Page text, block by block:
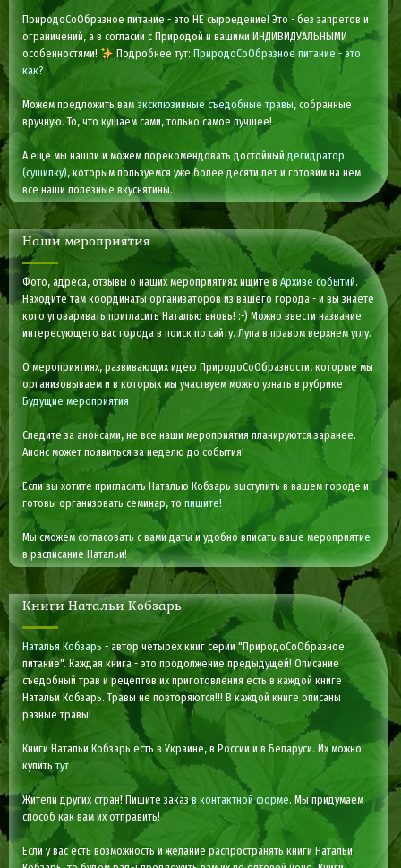
ПриродоСоОбразное питание - это НЕ сыроедение! Это - без запретов и
ограничений, а в согласии с Природой и вашими ИНДИВИДУАЛЬНЫМИ
особенностями!
Подробнее тут: ПриродоСоОбразное питание - это
как?
Можем предложить вамэксклюзивные съедобные травы, собранные
вручную. То, что кушаем сами, только самое лучшее!
А еще мы нашли и можем порекомендовать достойныйдегидратор
(сушилку), которым пользуемся уже более десяти лет и готовим на нем
все наши полезные вкуснятины.
Наши мероприятия
Фото, адреса, отзывы о наших мероприятиях ищите вАрхиве событий.
Находите там координаты организаторов из вашего города - и вы знаете
кого уговаривать пригласить Наталью вновь! :-) Можно ввести название
интересующего вас города в поиск по сайту. Лупа в правом верхнем углу.
О мероприятиях, развивающих идею ПриродоСоОбразности, которые мы
организовываем и в которых мы участвуем можно узнать в рубрике
Будущие мероприятия
Следите за анонсами, не все наши мероприятия планируются заранее.
Анонс может появиться за неделю до события!
Если вы хотите пригласить Наталью Кобзарь выступить в вашем городе и
готовы организовать семинар, топишите!
Мы сможем согласовать с вами даты и удобно вписать ваше мероприятие
в расписание Натальи!
Книги Натальи Кобзарь
Наталья Кобзарь - автор четырех книг серии "ПриродоСоОбразное
питание". Каждая книга - это продолжение предыдущей! Описание
съедобный трав и рецептов их приготовления есть в каждой книге
Натальи Кобзарь. Травы не повторяются!!! В каждой книге описаны
разные травы!
Книги Натальи Кобзарь есть в Украине, в России и в Беларуси. Их можно
купитьтут
Жители других стран! Пишите заказв контактной форме. Мы придумаем
способ как вам их отправить!
Если у вас есть возможность и желание распространять книги Натальи